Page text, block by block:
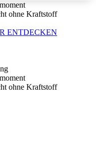
ohne Kraftstoff
ENTDECKEN
ohne Kraftstoff